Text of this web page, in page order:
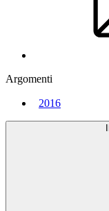
Argomenti
2016